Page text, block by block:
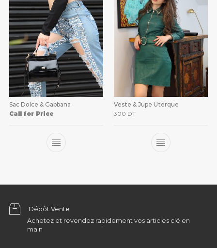
Sac Dolce & Gabbana
Call for Price
Veste & Jupe Uterque
300 DT
Dépôt Vente
Achetez et revendez rapidement vos articles clé en
main